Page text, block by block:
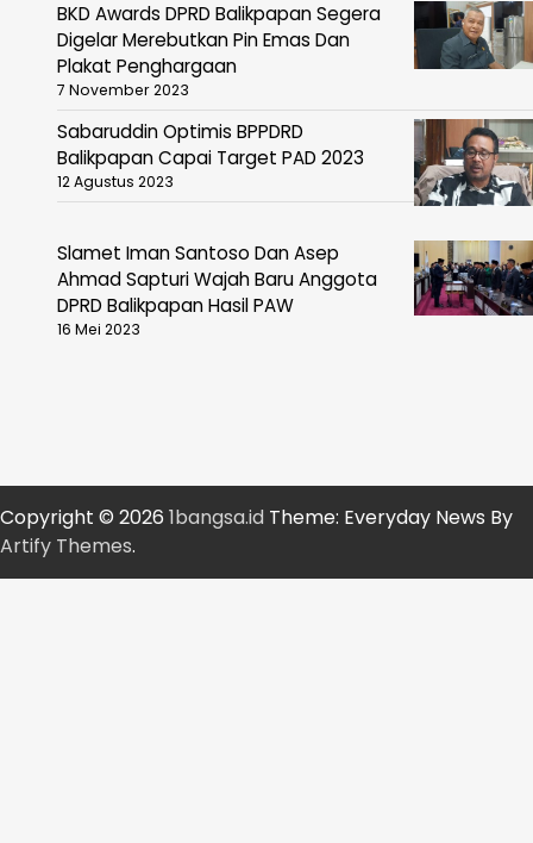
BKD Awards DPRD Balikpapan Segera
Digelar Merebutkan Pin Emas Dan
Plakat Penghargaan
7 November 2023
Sabaruddin Optimis BPPDRD
Balikpapan Capai Target PAD 2023
12 Agustus 2023
Slamet Iman Santoso Dan Asep
Ahmad Sapturi Wajah Baru Anggota
DPRD Balikpapan Hasil PAW
16 Mei 2023
Copyright © 2026 1bangsa.id Theme: Everyday News By
Artify Themes.